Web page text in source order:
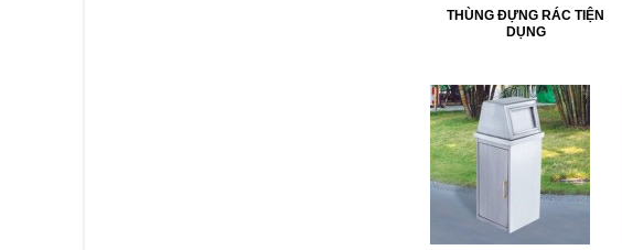
THÙNG ĐỰNG RÁC TIỆN
DỤNG